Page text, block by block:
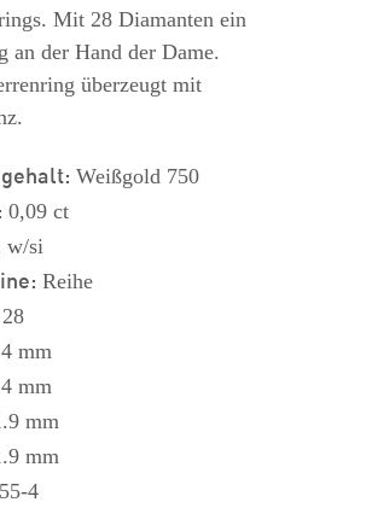
Mit 28 Diamanten ein
an der Hand der Dame.
überzeugt mit
Weißgold 750
0,09 ct
w/si
Reihe
28
4 mm
4 mm
mm
mm
4